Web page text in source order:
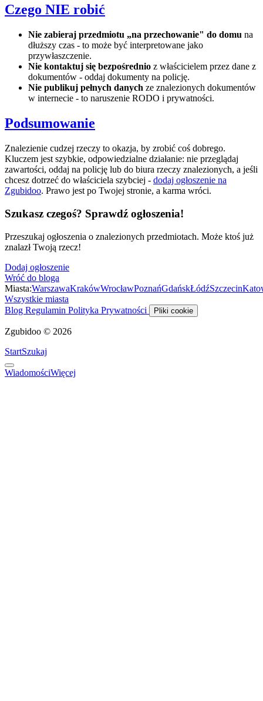
Czego NIE robić
Nie zabieraj przedmiotu „na przechowanie" do domu na
dłuższy czas - to może być interpretowane jako
przywłaszczenie.
Nie kontaktuj się bezpośrednio z właścicielem przez dane z
dokumentów - oddaj dokumenty na policję.
Nie publikuj pełnych danych ze znalezionych dokumentów
w internecie - to naruszenie RODO i prywatności.
Podsumowanie
Znalezienie cudzej rzeczy to okazja, by zrobić coś dobrego.
Kluczem jest szybkie, odpowiedzialne działanie: nie przeglądaj
zawartości, oddaj na policję lub do biura rzeczy znalezionych, a jeśli
chcesz dotrzeć do właściciela szybciej - dodaj ogłoszenie na
Zgubidoo. Prawo jest po Twojej stronie, a karma wróci.
Szukasz czegoś? Sprawdź ogłoszenia!
Przeszukaj ogłoszenia o znalezionych przedmiotach. Może ktoś już
znalazł Twoją rzecz!
Dodaj ogłoszenie
Wróć do bloga
Miasta:WarszawaKrakówWrocławPoznańGdańskŁódźSzczecin
Wszystkie miasta
Blog Regulamin Polityka Prywatności Pliki cookie
Zgubidoo © 2026
StartSzukaj
WiadomościWięcej